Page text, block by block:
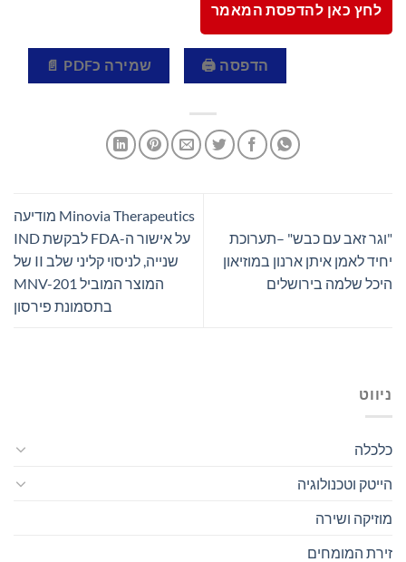
לחץ כאן להדפסת המאמר
הדפסה 🖨 שמירה כPDF 📄
"וגר זאב עם כבש" –תערוכת
יחיד לאמן איתן ארנון במוזיאון
היכל שלמה בירושלים
Minovia Therapeutics מודיעה
על אישור ה-FDA לבקשת IND
שנייה, לניסוי קליני שלב II של
המוצר המוביל MNV-201
בתסמונת פירסון
ניווט
כלכלה
הייטק וטכנולוגיה
מוזיקה ושירה
זירת המומחים